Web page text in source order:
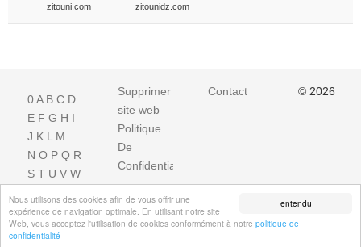
entendu
Nous utilisons des cookies afin de vous offrir une
expérience de navigation optimale. En utilisant notre site
Web, vous acceptez l'utilisation de cookies conformément à notre politique de
confidentialité
zitouni.com zitounidz.com
0A B C D
E F G H I
J K L M
N O P Q R
S T U V W
Supprimer
site web
Politique
De
Confidentialite
Contact © 2026